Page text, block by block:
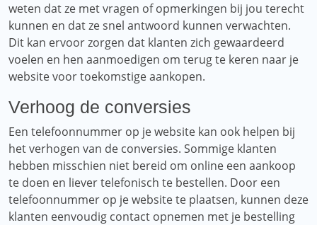
weten dat ze met vragen of opmerkingen bij jou terecht
kunnen en dat ze snel antwoord kunnen verwachten.
Dit kan ervoor zorgen dat klanten zich gewaardeerd
voelen en hen aanmoedigen om terug te keren naar je
website voor toekomstige aankopen.
Verhoog de conversies
Een telefoonnummer op je website kan ook helpen bij
het verhogen van de conversies. Sommige klanten
hebben misschien niet bereid om online een aankoop
te doen en liever telefonisch te bestellen. Door een
telefoonnummer op je website te plaatsen, kunnen deze
klanten eenvoudig contact opnemen met je bestelling